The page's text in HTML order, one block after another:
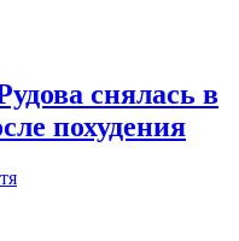
снялась в
похудения